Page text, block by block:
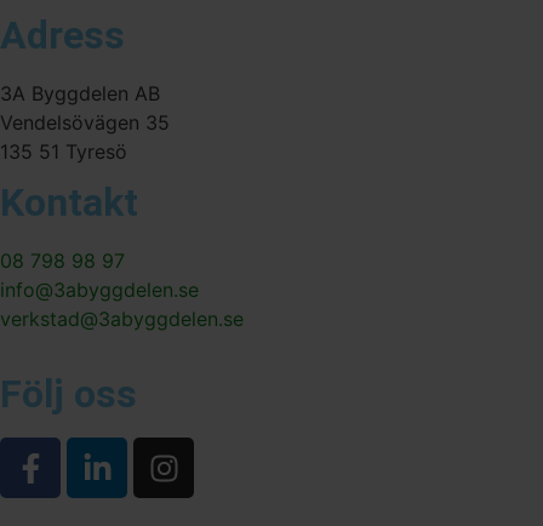
Adress
3A Byggdelen AB
Vendelsövägen 35
135 51 Tyresö
Kontakt
08 798 98 97
info@3abyggdelen.se
verkstad@3abyggdelen.se
Följ oss